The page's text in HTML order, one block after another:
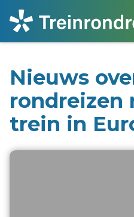
Nieuws
rondreizen
trein in